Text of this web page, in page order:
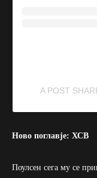
A POST
Ново поглавје: ХСВ
Поулсен сега му се